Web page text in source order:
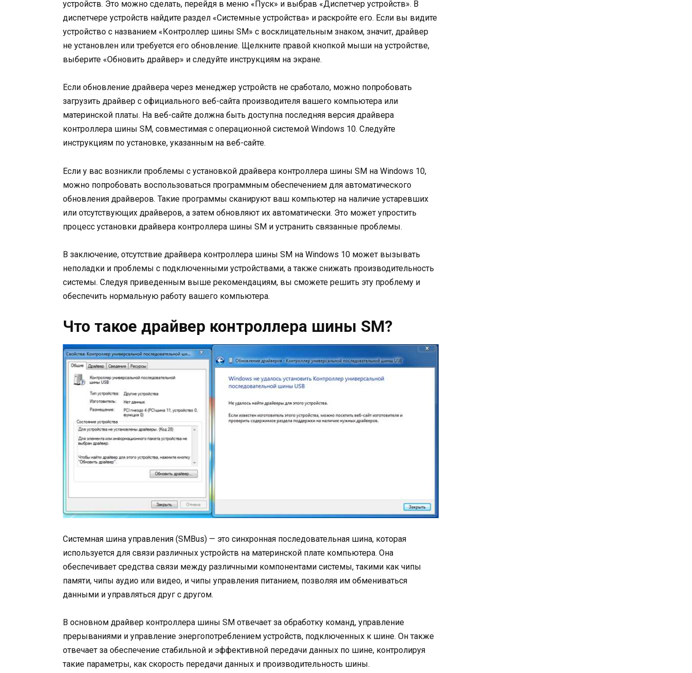
устройств. Это можно сделать, перейдя в меню «Пуск» и выбрав «Диспетчер устройств». В
диспетчере устройств найдите раздел «Системные устройства» и раскройте его. Если вы видите
устройство с названием «Контроллер шины SM» с восклицательным знаком, значит, драйвер
не установлен или требуется его обновление. Щелкните правой кнопкой мыши на устройстве,
выберите «Обновить драйвер» и следуйте инструкциям на экране.
Если обновление драйвера через менеджер устройств не сработало, можно попробовать
загрузить драйвер с официального веб-сайта производителя вашего компьютера или
материнской платы. На веб-сайте должна быть доступна последняя версия драйвера
контроллера шины SM, совместимая с операционной системой Windows 10. Следуйте
инструкциям по установке, указанным на веб-сайте.
Если у вас возникли проблемы с установкой драйвера контроллера шины SM на Windows 10,
можно попробовать воспользоваться программным обеспечением для автоматического
обновления драйверов. Такие программы сканируют ваш компьютер на наличие устаревших
или отсутствующих драйверов, а затем обновляют их автоматически. Это может упростить
процесс установки драйвера контроллера шины SM и устранить связанные проблемы.
В заключение, отсутствие драйвера контроллера шины SM на Windows 10 может вызывать
неполадки и проблемы с подключенными устройствами, а также снижать производительность
системы. Следуя приведенным выше рекомендациям, вы сможете решить эту проблему и
обеспечить нормальную работу вашего компьютера.
Что такое драйвер контроллера шины SM?
Системная шина управления (SMBus) — это синхронная последовательная шина, которая
используется для связи различных устройств на материнской плате компьютера. Она
обеспечивает средства связи между различными компонентами системы, такими как чипы
памяти, чипы аудио или видео, и чипы управления питанием, позволяя им обмениваться
данными и управляться друг с другом.
В основном драйвер контроллера шины SM отвечает за обработку команд, управление
прерываниями и управление энергопотреблением устройств, подключенных к шине. Он также
отвечает за обеспечение стабильной и эффективной передачи данных по шине, контролируя
такие параметры, как скорость передачи данных и производительность шины.